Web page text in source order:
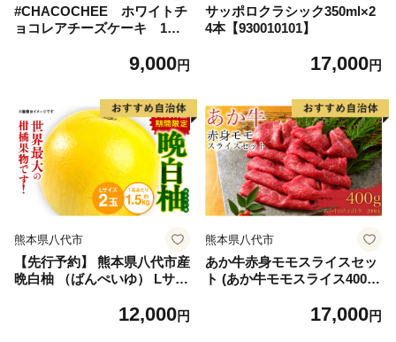
#CHACOCHEE ホワイトチ
ョコレアチーズケーキ 1ホ
海町,チーズ,ちーず,チーズケ
9,000円
サッポロクラシック350ml×2
4本【930010101】
17,000円
熊本県八代市
【先行予約】 熊本県八代市産
晩白柚 （ばんぺいゆ） Lサイ
もの フルーツ おやつ 特産 熊
12,000円
熊本県八代市
あか牛赤身モモスライスセッ
ト (あか牛モモスライス400
17,000円